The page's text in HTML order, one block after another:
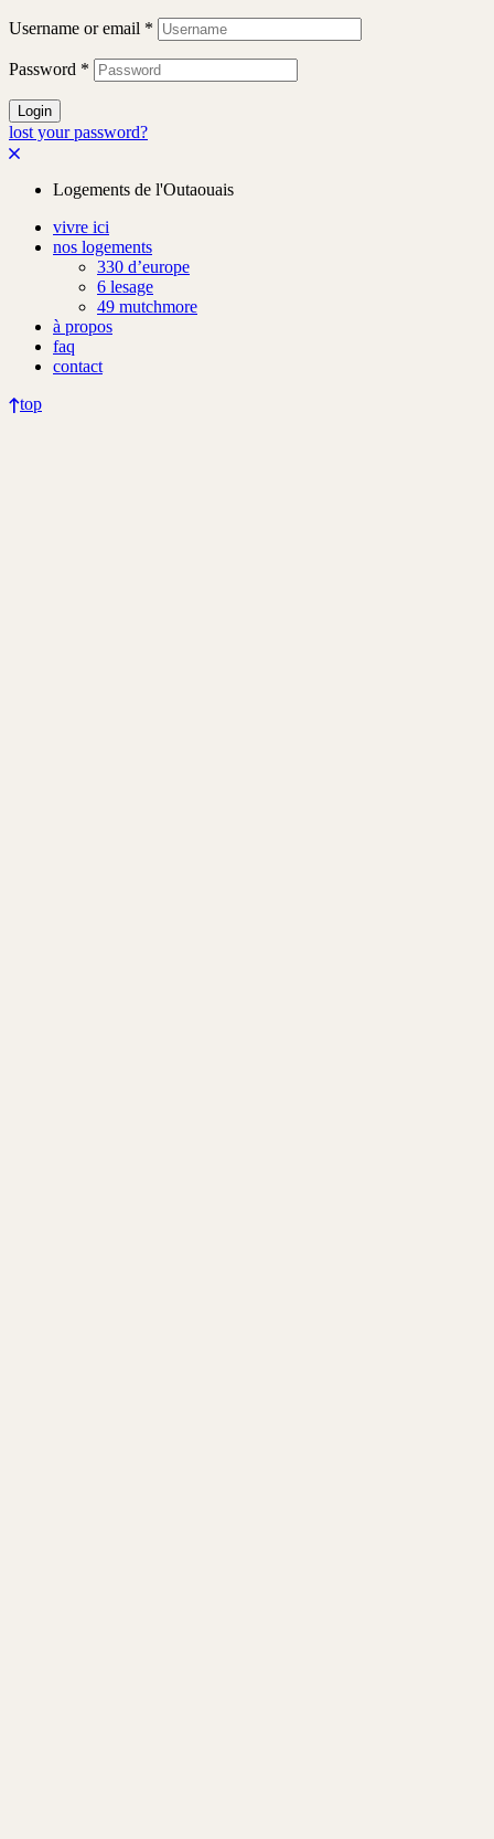
Username or email *
Password *
Login
lost your password?
Logements de l'Outaouais
vivre ici
nos logements
330 d’europe
6 lesage
49 mutchmore
à propos
faq
contact
top